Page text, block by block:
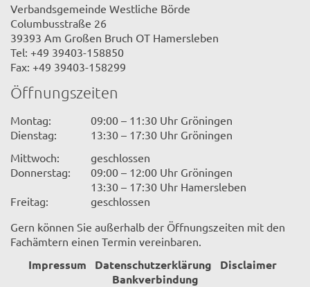
Verbandsgemeinde Westliche Börde
Columbusstraße 26
39393 Am Großen Bruch OT Hamersleben
Tel: +49 39403-158850
Fax: +49 39403-158299
Öffnungszeiten
Montag:
09:00 – 11:30 Uhr Gröningen
Dienstag:
13:30 – 17:30 Uhr Gröningen
Mittwoch:
geschlossen
Donnerstag:
09:00 – 12:00 Uhr Gröningen
13:30 – 17:30 Uhr Hamersleben
Freitag:
geschlossen
Gern können Sie außerhalb der Öffnungszeiten mit den
Fachämtern einen Termin vereinbaren.
Impressum Datenschutzerklärung
Disclaimer
Bankverbindung